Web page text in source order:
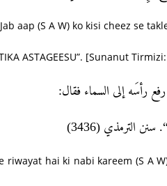
aap (S A W) ko kisi cheez se
ASTAGEESU”. [Sunanut
رأسَه إلى السماء فقال:
الترمذي (3436)
hai ki nabi kareem (S A